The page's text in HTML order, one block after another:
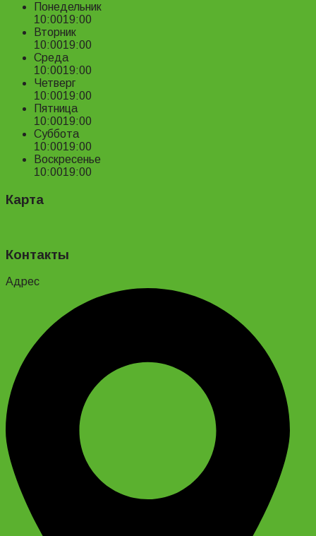
Понедельник
10:0019:00
Вторник
10:0019:00
Среда
10:0019:00
Четверг
10:0019:00
Пятница
10:0019:00
Суббота
10:0019:00
Воскресенье
10:0019:00
Карта
Контакты
Адрес